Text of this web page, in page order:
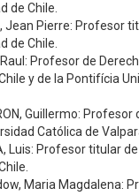
de Chile.
Jean Pierre: Profesor
de Chile.
Raul: Profesor de
y de la Pontifícia
Guillermo:
Católica de
Luis: Profesor titular
Maria Magdalena: